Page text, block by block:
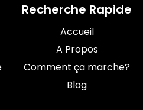
Recherche Rapide
Accueil
A Propos
Comment ça marche?
Blog